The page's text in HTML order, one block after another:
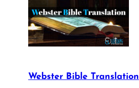
Webster Bible Translation